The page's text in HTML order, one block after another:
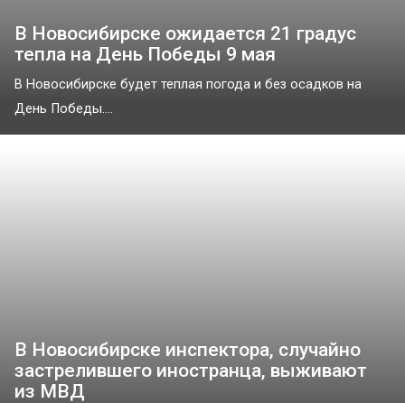
В Новосибирске ожидается 21 градус
тепла на День Победы 9 мая
В Новосибирске будет теплая погода и без осадков на
День Победы....
В Новосибирске инспектора, случайно
застрелившего иностранца, выживают
из МВД